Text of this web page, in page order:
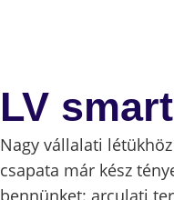
LV smart
Nagy vállalati
csapata már kész
bennünket: arculati